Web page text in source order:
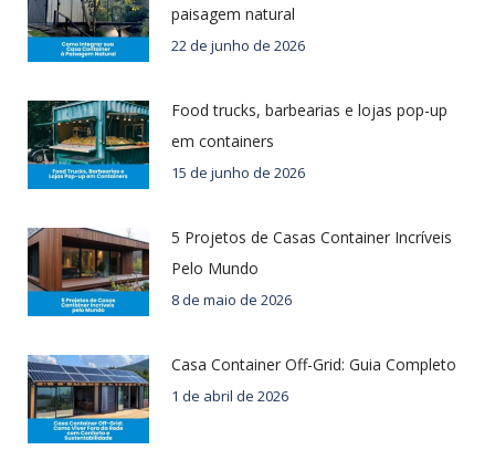
paisagem natural
22 de junho de 2026
Food trucks, barbearias e lojas pop-up
em containers
15 de junho de 2026
5 Projetos de Casas Container Incríveis
Pelo Mundo
8 de maio de 2026
Casa Container Off-Grid: Guia Completo
1 de abril de 2026